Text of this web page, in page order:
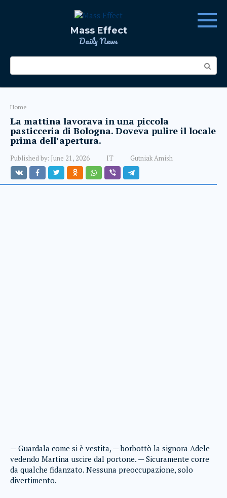
Mass Effect
Daily News
Search:
Home
La mattina lavorava in una piccola
pasticceria di Bologna. Doveva pulire il locale
prima dell’apertura.
Published by: June 21, 2026 IT Gutniak Amish
— Guardala come si è vestita, — borbottò la signora Adele
vedendo Martina uscire dal portone. — Sicuramente corre
da qualche fidanzato. Nessuna preoccupazione, solo
divertimento.